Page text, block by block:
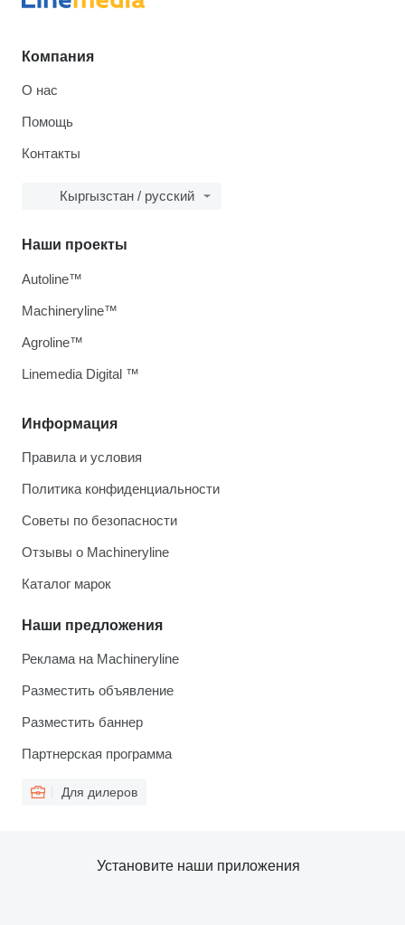
Компания
О нас
Помощь
Контакты
Кыргызстан / русский
Информация
Правила и условия
Политика конфиденциальности
Советы по безопасности
Отзывы о Machineryline
Каталог марок
Наши предложения
Реклама на Machineryline
Разместить объявление
Разместить баннер
Партнерская программа
Для дилеров
Наши проекты
Autoline™
Machineryline™
Agroline™
Linemedia Digital ™
Установите наши приложения